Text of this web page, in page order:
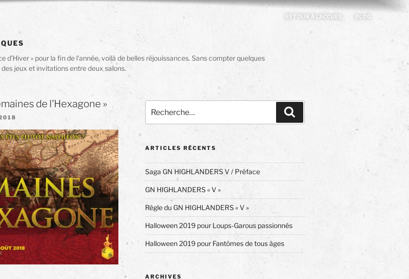
RETOUR À L’ACCUEIL BLOG
d’Hiver » pour la fin de l’année, voilà de belles réjouissances. Sans compter quelques
jeux et invitations entre deux salons.
de l’Hexagone »
pour
:
ARTICLES RÉCENTS
Saga GN HIGHLANDERS V / Préface
GN HIGHLANDERS « V »
Règle du GN HIGHLANDERS « V »
Halloween 2019 pour Loups-Garous passionnés
Halloween 2019 pour Fantômes de tous âges
ARCHIVES